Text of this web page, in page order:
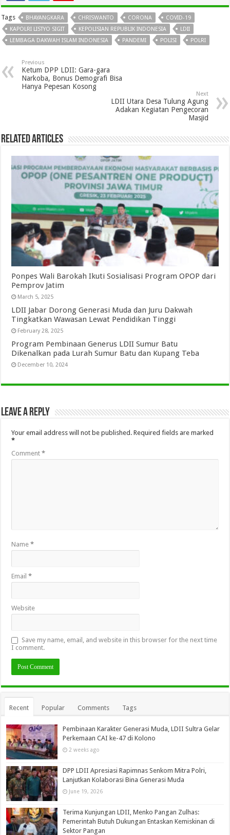
Tags BHAYANGKARA CHRISWANTO CORONA
COVID-19
KAPOLRI LISTYO SIGIT
KEPOLISIAN REPUBLIK INDONESIA
LDII
LEMBAGA DAKWAH ISLAM INDONESIA
PANDEMI POLISI POLRI
Previous
Ketum DPP LDII: Gara-gara
Narkoba, Bonus Demografi Bisa
Hanya Pepesan Kosong
Next
LDII Utara Desa Tulung Agung
Adakan Kegiatan Pengecoran
Masjid
Related Articles
Ponpes Wali Barokah Ikuti Sosialisasi Program OPOP dari
Pemprov Jatim
March 5, 2025
LDII Jabar Dorong Generasi Muda dan Juru Dakwah
Tingkatkan Wawasan Lewat Pendidikan Tinggi
February 28, 2025
Program Pembinaan Generus LDII Sumur Batu
Dikenalkan pada Lurah Sumur Batu dan Kupang Teba
December 10, 2024
Leave a Reply
Your email address will not be published. Required fields are marked
*
Comment*
Name*
Email*
Website
Save my name, email, and website in this browser for the next time
I comment.
Recent Popular Comments Tags
Pembinaan Karakter Generasi Muda, LDII Sultra Gelar
Perkemaan CAI ke-47 di Kolono
2 weeks ago
DPP LDII Apresiasi Rapimnas Senkom Mitra Polri,
Lanjutkan Kolaborasi Bina Generasi Muda
June 19, 2026
Terima Kunjungan LDII, Menko Pangan Zulhas:
Pemerintah Butuh Dukungan Entaskan Kemiskinan di
Sektor Pangan